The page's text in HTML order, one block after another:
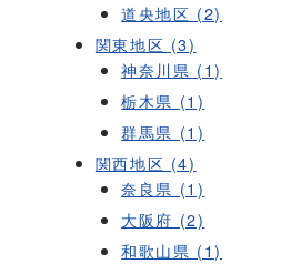
道央地区 (2)
関東地区 (3)
神奈川県 (1)
栃木県 (1)
群馬県 (1)
関西地区 (4)
奈良県 (1)
大阪府 (2)
和歌山県 (1)